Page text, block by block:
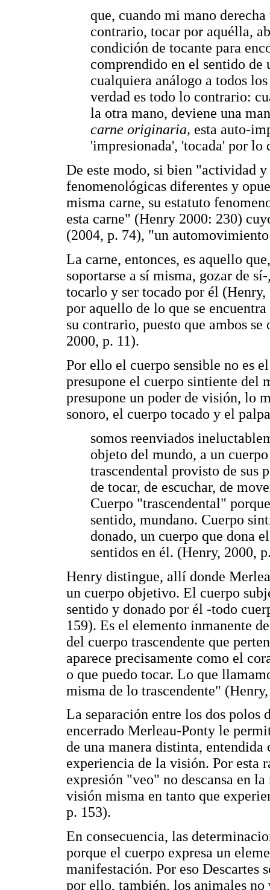
que, cuando mi mano
contrario, tocar por aquélla,
condición de tocante para
comprendido en el sentido de
cualquiera análogo a todos
verdad es todo lo contrario:
la otra mano, deviene una
carne originaria, esta auto-
'impresionada', 'tocada' por lo
De este modo, si bien "actividad
fenomenológicas diferentes y
misma carne, su estatuto
esta carne" (Henry 2000: 230)
(2004, p. 74), "un
La carne, entonces, es aquello
soportarse a sí misma, gozar de
tocarlo y ser tocado por él
por aquello de lo que se
su contrario, puesto que ambos
2000, p. 11).
Por ello el cuerpo sensible no es
presupone el cuerpo sintiente del
presupone un poder de visión, lo
sonoro, el cuerpo tocado y el
somos reenviados
objeto del mundo, a un
trascendental provisto de sus
de tocar, de escuchar, de
Cuerpo "trascendental"
sentido, mundano. Cuerpo
donado, un cuerpo que dona
sentidos en él. (Henry, 2000,
Henry distingue, allí donde
un cuerpo objetivo. El cuerpo
sentido y donado por él -todo
159). Es el elemento inmanente
del cuerpo trascendente que
aparece precisamente como el
o que puedo tocar. Lo que
misma de lo trascendente"
La separación entre los dos polos
encerrado Merleau-Ponty le
de una manera distinta,
experiencia de la visión. Por
expresión "veo" no descansa en
visión misma en tanto que
p. 153).
En consecuencia, las
porque el cuerpo expresa un
manifestación. Por eso Descartes
por ello, también, los animales